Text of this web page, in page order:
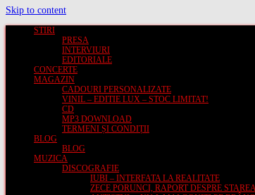
Skip to content
STIRI
PRESA
INTERVIURI
EDITORIALE
CONCERTE
MAGAZIN
CADOURI PERSONALIZATE
VINIL – EDITIE LUX – STOC LIMITAT!
CD
MP3 DOWNLOAD
TERMENI ȘI CONDIȚII
BLOG
BLOG
MUZICA
DISCOGRAFIE
IUBI – INTERFATA LA REALITATE
ZECE PORUNCI, RAPORT DESPRE